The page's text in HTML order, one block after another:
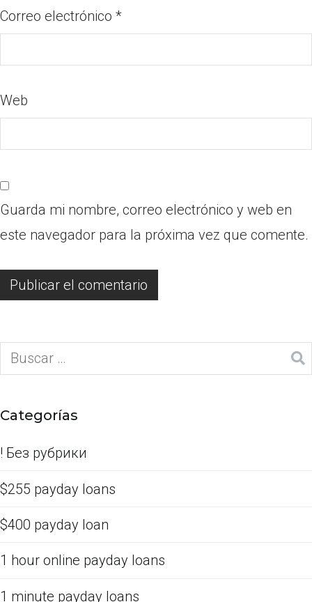
Correo electrónico *
Web
Guarda mi nombre, correo electrónico y web en
este navegador para la próxima vez que comente.
Categorías
! Без рубрики
$255 payday loans
$400 payday loan
1 hour online payday loans
1 minute payday loans